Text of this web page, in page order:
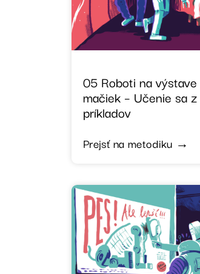
05 Roboti na výstave
mačiek – Učenie sa z
príkladov
Prejsť na metodiku →